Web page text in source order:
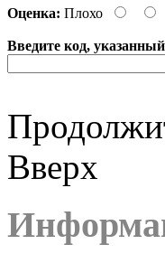
Оценка: Плохо
Введите код,
Вверх